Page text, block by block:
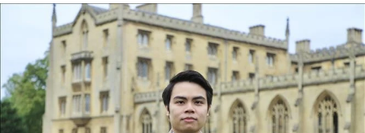
PAYS NATAL
INTERNATIONAL
MÉGASTORIE